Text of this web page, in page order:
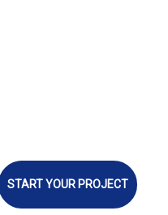
START YOUR PROJECT